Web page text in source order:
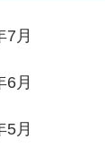
7月
6月
5月